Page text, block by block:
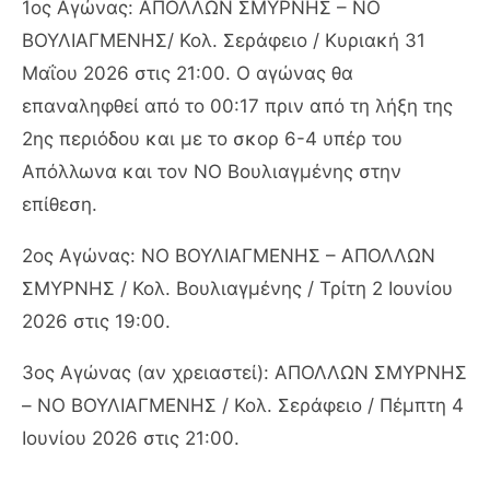
1ος Αγώνας: ΑΠΟΛΛΩΝ ΣΜΥΡΝΗΣ – ΝΟ
ΒΟΥΛΙΑΓΜΕΝΗΣ/ Κολ. Σεράφειο / Κυριακή 31
Μαΐου 2026 στις 21:00. Ο αγώνας θα
επαναληφθεί από το 00:17 πριν από τη λήξη της
2ης περιόδου και με το σκορ 6-4 υπέρ του
Απόλλωνα και τον ΝΟ Βουλιαγμένης στην
επίθεση.
2ος Αγώνας: ΝΟ ΒΟΥΛΙΑΓΜΕΝΗΣ – ΑΠΟΛΛΩΝ
ΣΜΥΡΝΗΣ / Κολ. Βουλιαγμένης / Τρίτη 2 Ιουνίου
2026 στις 19:00.
3ος Αγώνας (αν χρειαστεί): ΑΠΟΛΛΩΝ ΣΜΥΡΝΗΣ
– ΝΟ ΒΟΥΛΙΑΓΜΕΝΗΣ / Κολ. Σεράφειο / Πέμπτη 4
Ιουνίου 2026 στις 21:00.